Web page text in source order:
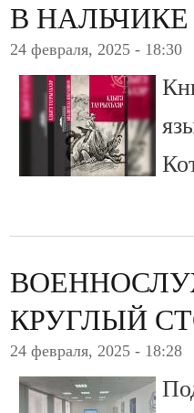
В
24 февраля, 2025 - 18:30
КРУГЛЫЙ
24 февраля, 2025 - 18:28